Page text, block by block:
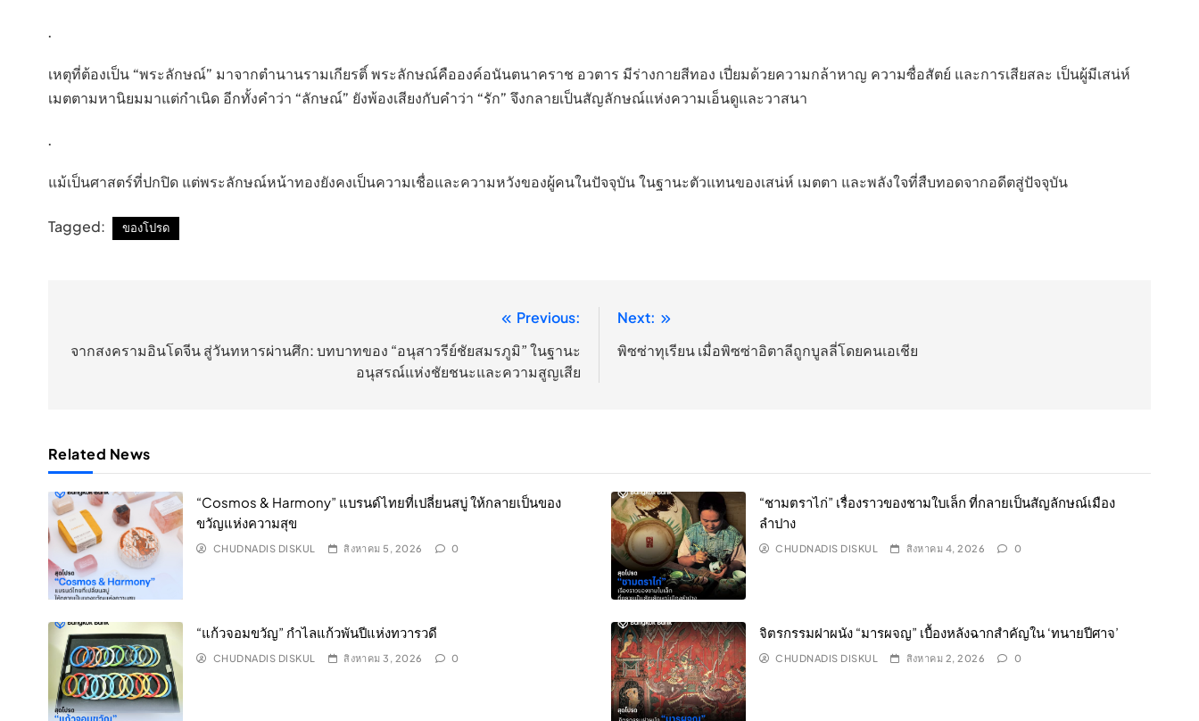
.
เหตุที่ต้องเป็น “พระลักษณ์” มาจากตำนานรามเกียรติ์ พระลักษณ์คือองค์อนันตนาคราช อวตาร มีร่างกายสีทอง เปี่ยมด้วยความกล้าหาญ ความซื่อสัตย์ และการเสียสละ เป็นผู้มีเสน่ห์
เมตตามหานิยมมาแต่กำเนิด อีกทั้งคำว่า “ลักษณ์” ยังพ้องเสียงกับคำว่า “รัก” จึงกลายเป็นสัญลักษณ์แห่งความเอ็นดูและวาสนา
.
แม้เป็นศาสตร์ที่ปกปิด แต่พระลักษณ์หน้าทองยังคงเป็นความเชื่อและความหวังของผู้คนในปัจจุบัน ในฐานะตัวแทนของเสน่ห์ เมตตา และพลังใจที่สืบทอดจากอดีตสู่ปัจจุบัน
Tagged: ของโปรด
เรื่อง
Previous:
จากสงครามอินโดจีน สู่วันทหารผ่านศึก: บทบาทของ “อนุสาวรีย์ชัยสมรภูมิ” ในฐานะ
อนุสรณ์แห่งชัยชนะและความสูญเสีย
Next:
พิซซ่าทุเรียน เมื่อพิซซ่าอิตาลีถูกบูลลี่โดยคนเอเชีย
Related News
“Cosmos & Harmony” แบรนด์ไทยที่เปลี่ยนสบู่ ให้กลายเป็นของ
ขวัญแห่งความสุข
CHUDNADIS DISKUL สิงหาคม 5, 2026 0
“ชามตราไก่” เรื่องราวของชามใบเล็ก ที่กลายเป็นสัญลักษณ์เมือง
ลำปาง
CHUDNADIS DISKUL สิงหาคม 4, 2026 0
“แก้วจอมขวัญ” กำไลแก้วพันปีแห่งทวารวดี
CHUDNADIS DISKUL สิงหาคม 3, 2026 0
จิตรกรรมฝาผนัง “มารผจญ” เบื้องหลังฉากสำคัญใน ‘ทนายปีศาจ’
CHUDNADIS DISKUL สิงหาคม 2, 2026 0